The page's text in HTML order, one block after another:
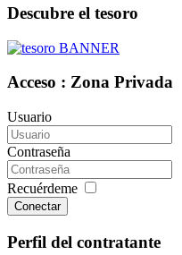
Descubre el tesoro
Acceso : Zona Privada
Usuario
Contraseña
Recuérdeme
Conectar
Perfil del contratante